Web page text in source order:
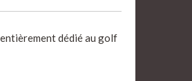
dédié au golf